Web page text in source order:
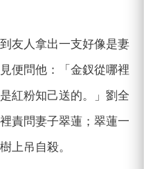
友人拿出一支好像是妻
便問他：「金釵從哪裡
紅粉知己送的。」劉全
責問妻子翠蓮；翠蓮一
上吊自殺。